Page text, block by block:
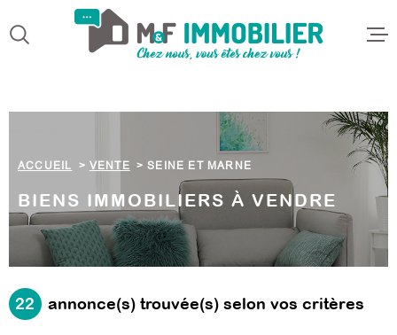
au
au
LOUER
QUI
ACCUEIL VENTE SEINE ET MARNE
BIENS IMMOBILIERS À VENDRE
22 annonce(s) trouvée(s) selon vos critères
TYPE
D'OFFRE
ACHETER
TYPE
DE
BIEN
TYPE DE BIEN
VILLE